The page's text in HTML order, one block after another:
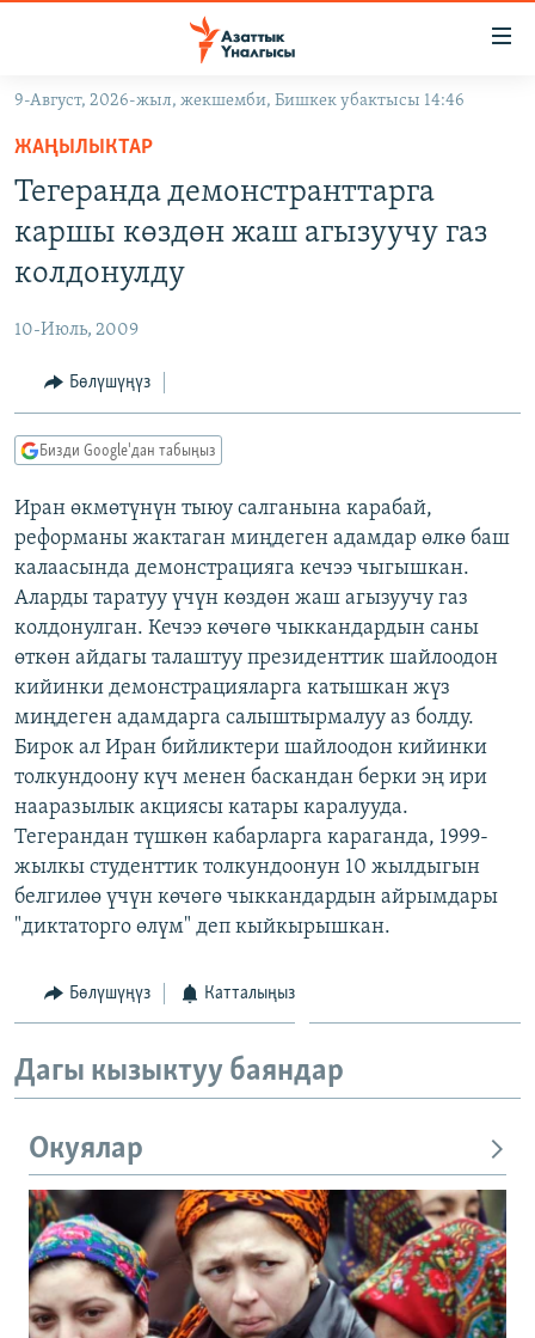
Навигацияга
өтүңүз
Издөөгө
салыңызКЫРГЫЗСТАН
МАДАНИЯТ
ДҮЙНӨ
УКРАИНА
ТВ ПРОГРАММАЛАР
БҮГҮН АЗАТТЫКТА
ДАНИСТЕ
АЗАТТЫК+
ЫҢГАЙСЫЗ СУРООЛОР
ПОДКАСТ
ОНЛАЙН ШЕРИНЕ
ЭЕ/АРнун бардык сайттары
9-Август, 2026-жыл, жекшемби, Бишкек убактысы 14:46
ЖАҢЫЛЫКТАР
Тегеранда демонстранттарга
каршы көздөн жаш агызуучу газ
колдонулду
10-Июль, 2009
Бөлүшүңүз
Бизди Google'дан табыңыз
Иран өкмөтүнүн тыюу салганына карабай,
реформаны жактаган миңдеген адамдар өлкө баш
калаасында демонстрацияга кечээ чыгышкан.
Аларды таратуу үчүн көздөн жаш агызуучу газ
колдонулган. Кечээ көчөгө чыккандардын саны
өткөн айдагы талаштуу президенттик шайлоодон
кийинки демонстрацияларга катышкан жүз
миңдеген адамдарга салыштырмалуу аз болду.
Бирок ал Иран бийликтери шайлоодон кийинки
толкундоону күч менен баскандан берки эң ири
нааразылык акциясы катары каралууда.
Тегерандан түшкөн кабарларга караганда, 1999-
жылкы студенттик толкундоонун 10 жылдыгын
белгилөө үчүн көчөгө чыккандардын айрымдары
"диктаторго өлүм" деп кыйкырышкан.
Бөлүшүңүз Катталыңыз
Дагы кызыктуу баяндар
Окуялар